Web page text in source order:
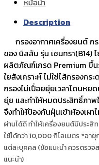
หม้อน้ำ
Description
กรองอากาศเครื่องยนต์ ก
ของ นิสสัน รุ่น เซนทรา(B14)
ผลิตภัณฑ์เกรด Premium ขึ้น
ใยสังเคราะห์ ไม่ใช่ไส้กรองกร
กรองไม่เปื่อยยุ่ยเวลาโดนหย
ยุ่ย และทำให้หมดประสิทธิ์ภาพ
จึงทำให้ป้องกันฝุ่นเข้าห้องเผ
ผ่านได้ดี ทำให้เครื่องยนต์มีประสิ
ใช้ได้กว่า 10,000 กิโลเมตร *อา
แต่ละบุคคล (ข้อแนะนำ ควรตรว
แนะนำ)